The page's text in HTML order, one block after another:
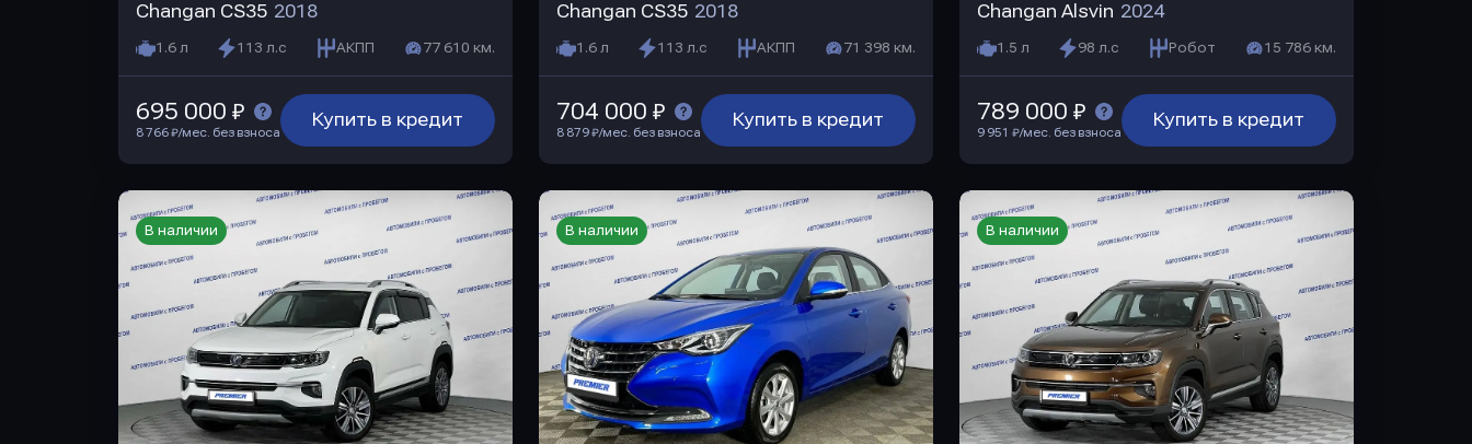
Changan CS35 2018
1.6 л 113 л.с АКПП 77 610 км.
Купить в кредит
695 000 ₽
8 766 ₽/мес. без взноса
Changan CS35 2018
1.6 л 113 л.с АКПП 71 398 км.
Купить в кредит
704 000 ₽
8 879 ₽/мес. без взноса
Changan Alsvin 2024
1.5 л 98 л.с Робот 15 786 км.
Купить в кредит
789 000 ₽
9 951 ₽/мес. без взноса
В наличии В наличии В наличии